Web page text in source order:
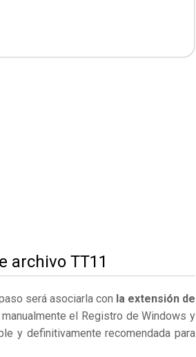
archivo TT11
será asociarla con la extensión de
el Registro de Windows y
y definitivamente recomendada para